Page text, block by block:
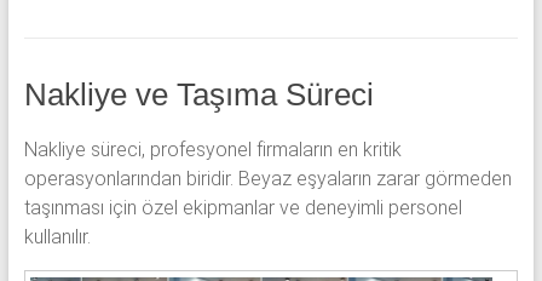
Nakliye ve Taşıma Süreci
Nakliye süreci, profesyonel firmaların en kritik
operasyonlarından biridir. Beyaz eşyaların zarar görmeden
taşınması için özel ekipmanlar ve deneyimli personel
kullanılır.